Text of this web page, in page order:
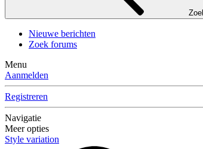
Nieuwe berichten
Zoek forums
Menu
Aanmelden
Registreren
Navigatie
Meer opties
Style variation